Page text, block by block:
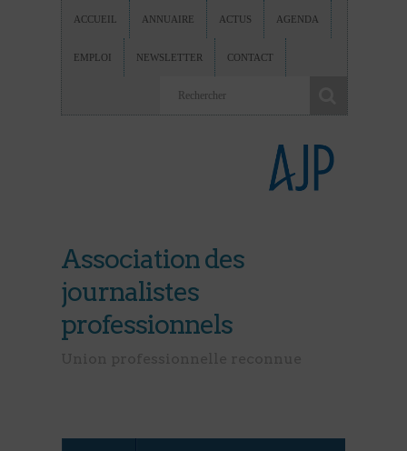
ACCUEIL ANNUAIRE ACTUS AGENDA
EMPLOI NEWSLETTER CONTACT
Association des
journalistes
professionnels